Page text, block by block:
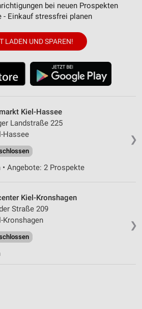
bei neuen Prospekten
- Einkauf stressfrei planen
LADEN UND SPAREN!
❯
Kiel-Hassee
Landstraße 225
Hassee
• Angebote: 2 Prospekte
❯
Kiel-Kronshagen
Straße 209
Kronshagen